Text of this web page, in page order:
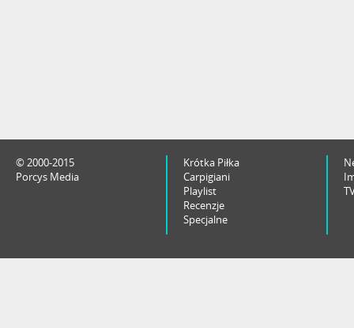
© 2000-2015
Porcys Media
Krótka Piłka
Carpigiani
Playlist
Recenzje
Specjalne